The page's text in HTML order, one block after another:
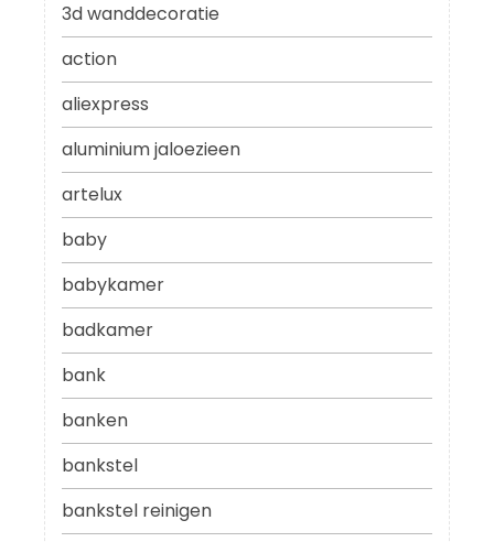
3d wanddecoratie
action
aliexpress
aluminium jaloezieen
artelux
baby
babykamer
badkamer
bank
banken
bankstel
bankstel reinigen